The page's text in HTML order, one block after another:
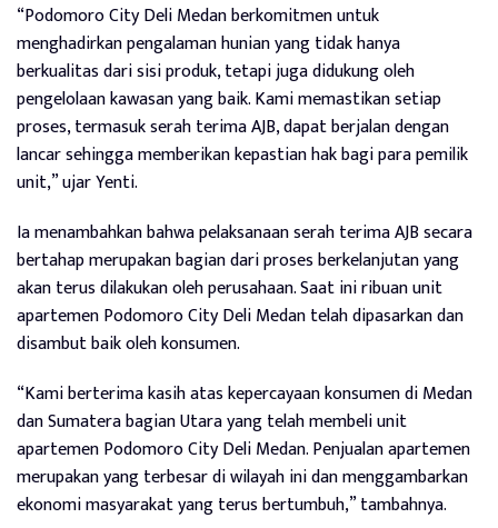
“Podomoro City Deli Medan berkomitmen untuk
menghadirkan pengalaman hunian yang tidak hanya
berkualitas dari sisi produk, tetapi juga didukung oleh
pengelolaan kawasan yang baik. Kami memastikan setiap
proses, termasuk serah terima AJB, dapat berjalan dengan
lancar sehingga memberikan kepastian hak bagi para pemilik
unit,” ujar Yenti.
Ia menambahkan bahwa pelaksanaan serah terima AJB secara
bertahap merupakan bagian dari proses berkelanjutan yang
akan terus dilakukan oleh perusahaan. Saat ini ribuan unit
apartemen Podomoro City Deli Medan telah dipasarkan dan
disambut baik oleh konsumen.
“Kami berterima kasih atas kepercayaan konsumen di Medan
dan Sumatera bagian Utara yang telah membeli unit
apartemen Podomoro City Deli Medan. Penjualan apartemen
merupakan yang terbesar di wilayah ini dan menggambarkan
ekonomi masyarakat yang terus bertumbuh,” tambahnya.